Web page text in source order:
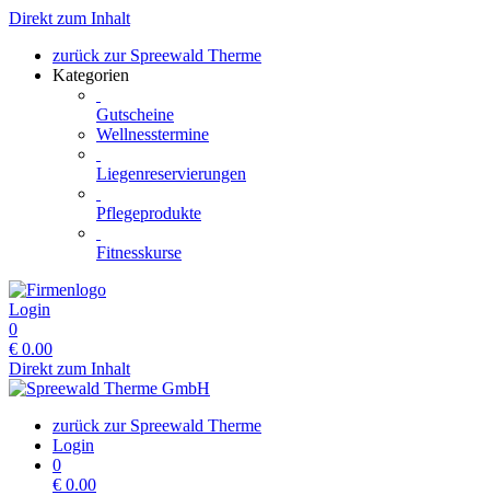
Direkt zum Inhalt
zurück zur Spreewald Therme
Kategorien
Gutscheine
Wellnesstermine
Liegenreservierungen
Pflegeprodukte
Fitnesskurse
Login
0
€ 0.00
Direkt zum Inhalt
zurück zur Spreewald Therme
Login
0
€ 0.00